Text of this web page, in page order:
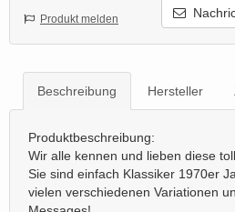
Produkt melden
Beschreibung Hersteller
Produktbeschreibung:
Wir alle kennen und lieben diese
Sie sind einfach Klassiker 1970er
vielen verschiedenen Variationen